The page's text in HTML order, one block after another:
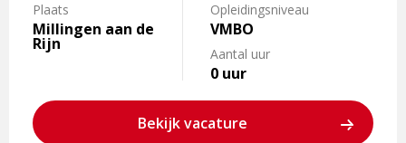
Plaats
Millingen aan de
Rijn
Opleidingsniveau
VMBO
Aantal uur
0 uur
Bekijk vacature
zoekt